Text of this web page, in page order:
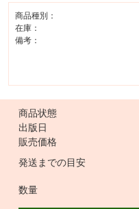
商品種別：
在庫：
備考：
商品状態
出版日
販売価格
発送までの目安
数量